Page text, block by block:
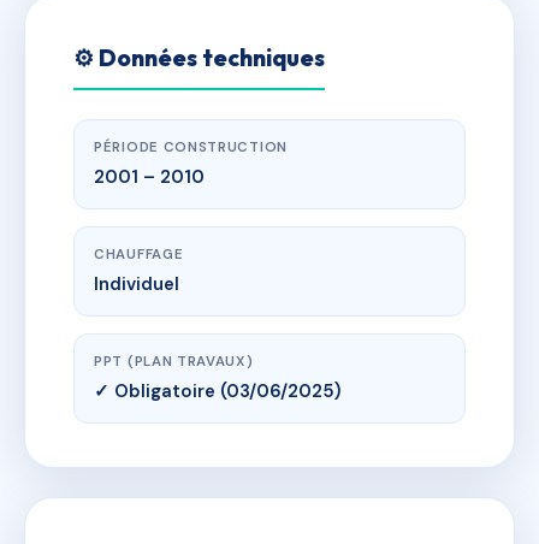
⚙️ Données techniques
PÉRIODE CONSTRUCTION
2001 – 2010
CHAUFFAGE
Individuel
PPT (PLAN TRAVAUX)
✓ Obligatoire (03/06/2025)